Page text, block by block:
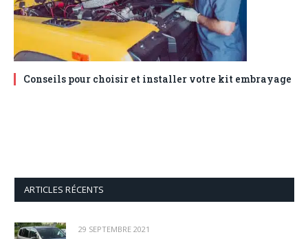
Conseils pour choisir et installer votre kit embrayage
ARTICLES RÉCENTS
29 SEPTEMBRE 2021